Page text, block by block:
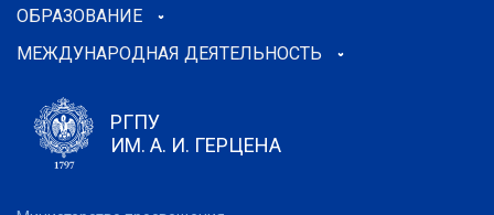
ОБРАЗОВАНИЕ
МЕЖДУНАРОДНАЯ ДЕЯТЕЛЬНОСТЬ
РГПУ
ИМ. А. И. ГЕРЦЕНА